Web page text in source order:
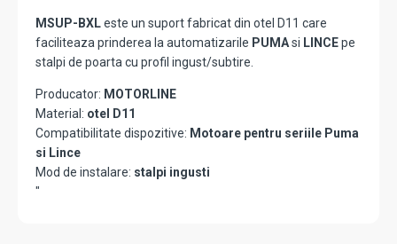
MSUP-BXLeste un suport fabricat din otel D11 care
faciliteaza prinderea la automatizarile PUMAsi LINCEpe
stalpi de poarta cu profil ingust/subtire.
Producator: MOTORLINE
Material: otel D11
Compatibilitate dispozitive: Motoare pentru seriile Puma
si Lince
Mod de instalare: stalpi ingusti
"